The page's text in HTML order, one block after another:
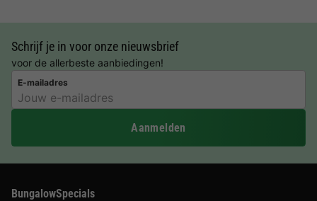
Schrijf je in voor onze nieuwsbrief
voor de allerbeste aanbiedingen!
E-mailadres
Aanmelden
BungalowSpecials